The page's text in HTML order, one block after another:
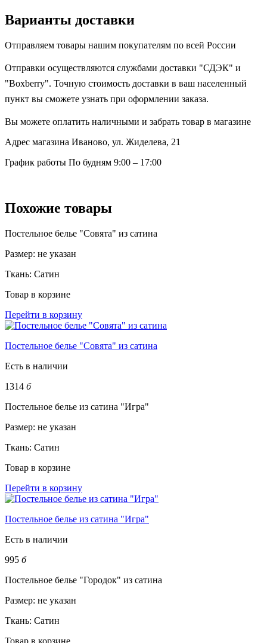
Варианты доставки
Отправляем товары нашим покупателям по всей России
Отправки осуществляются службами доставки "СДЭК" и
"Boxberry". Точную стоимость доставки в ваш населенный
пункт вы сможете узнать при оформлении заказа.
Вы можете оплатить наличными и забрать товар в магазине
Адрес магазина Иваново, ул. Жиделева, 21
График работы По будням 9:00 – 17:00
Похожие товары
Постельное белье "Совята" из сатина
Размер: не указан
Ткань: Сатин
Товар в корзине
Перейти в корзину
Постельное белье "Совята" из сатина
Есть в наличии
1314 б
Постельное белье из сатина "Игра"
Размер: не указан
Ткань: Сатин
Товар в корзине
Перейти в корзину
Постельное белье из сатина "Игра"
Есть в наличии
995 б
Постельное белье "Городок" из сатина
Размер: не указан
Ткань: Сатин
Товар в корзине